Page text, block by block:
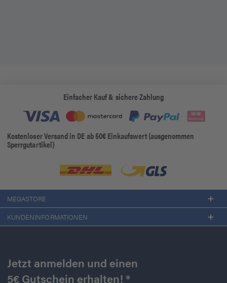
Einfacher Kauf & sichere Zahlung
Kostenloser Versand in DE ab 50€ Einkaufswert (ausgenommen
Sperrgutartikel)
MEGASTORE
KUNDENINFORMATIONEN
Jetzt anmelden und einen
5€ Gutschein erhalten! *